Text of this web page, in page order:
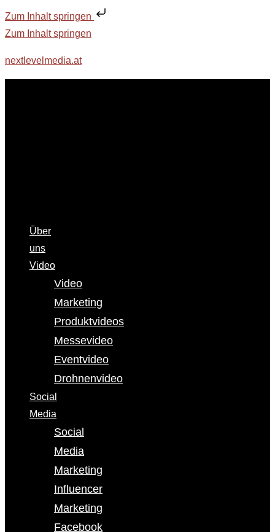
Zum Inhalt springen
Zum Inhalt springen
nextlevelmedia.at
Über
uns
Video
Video
Marketing
Produktvideos
Messevideo
Eventvideo
Drohnenvideo
Social
Media
Social
Media
Marketing
Influencer
Marketing
Facebook